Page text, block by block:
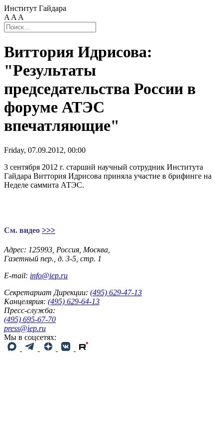
Институт Гайдара
A A A
Виттория Идрисова:
"Результаты
председательства России в
форуме АТЭС
впечатляющие"
Friday, 07.09.2012, 00:00
3 сентября 2012 г. старший научный сотрудник Института
Гайдара Виттория Идрисова приняла участие в брифинге на
Неделе саммита АТЭС.
Cм. видео >>>
Адрес: 125993, Россия, Москва,
Газетный пер., д. 3-5, стр. 1
E-mail: info@iep.ru
Секретариат Дирекции: (495) 629-47-13
Канцелярия: (495) 629-64-13
Пресс-служба:
(495) 695-67-70
press@iep.ru
Мы в соцсетях: